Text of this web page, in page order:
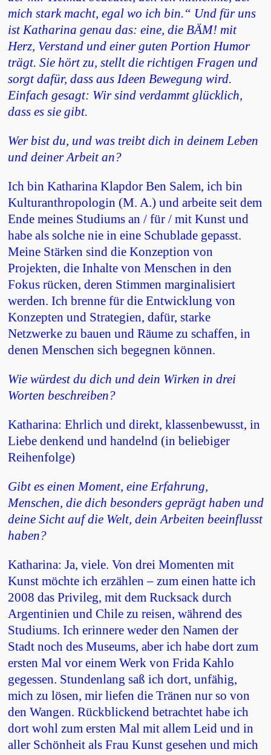
mich stark macht, egal wo ich bin.“ Und für uns
ist Katharina genau das: eine, die BÄM! mit
Herz, Verstand und einer guten Portion Humor
trägt. Sie hört zu, stellt die richtigen Fragen und
sorgt dafür, dass aus Ideen Bewegung wird.
Einfach gesagt: Wir sind verdammt glücklich,
dass es sie gibt.
Wer bist du, und was treibt dich in deinem Leben
und deiner Arbeit an?
Ich bin Katharina Klapdor Ben Salem, ich bin
Kulturanthropologin (M. A.) und arbeite seit dem
Ende meines Studiums an / für / mit Kunst und
habe als solche nie in eine Schublade gepasst.
Meine Stärken sind die Konzeption von
Projekten, die Inhalte von Menschen in den
Fokus rücken, deren Stimmen marginalisiert
werden. Ich brenne für die Entwicklung von
Konzepten und Strategien, dafür, starke
Netzwerke zu bauen und Räume zu schaffen, in
denen Menschen sich begegnen können.
Wie würdest du dich und dein Wirken in drei
Worten beschreiben?
Katharina: Ehrlich und direkt, klassenbewusst, in
Liebe denkend und handelnd (in beliebiger
Reihenfolge)
Gibt es einen Moment, eine Erfahrung,
Menschen, die dich besonders geprägt haben und
deine Sicht auf die Welt, dein Arbeiten beeinflusst
haben?
Katharina: Ja, viele. Von drei Momenten mit
Kunst möchte ich erzählen – zum einen hatte ich
2008 das Privileg, mit dem Rucksack durch
Argentinien und Chile zu reisen, während des
Studiums. Ich erinnere weder den Namen der
Stadt noch des Museums, aber ich habe dort zum
ersten Mal vor einem Werk von Frida Kahlo
gegessen. Stundenlang saß ich dort, unfähig,
mich zu lösen, mir liefen die Tränen nur so von
den Wangen. Rückblickend betrachtet habe ich
dort wohl zum ersten Mal mit allem Leid und in
aller Schönheit als Frau Kunst gesehen und mich